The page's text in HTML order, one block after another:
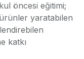
öncesi eğitimi;
yaratabilen
katkı